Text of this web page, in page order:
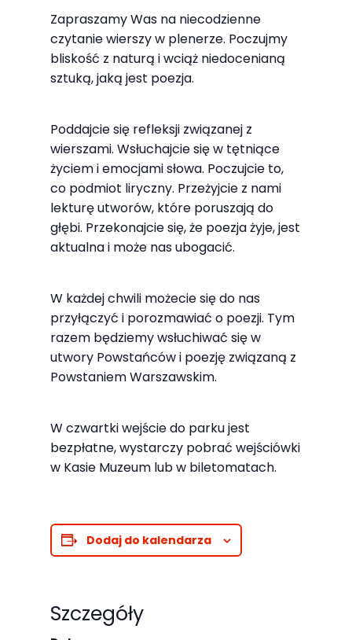
Zapraszamy Was na niecodzienne
czytanie wierszy w plenerze. Poczujmy
bliskość z naturą i wciąż niedocenianą
sztuką, jaką jest poezja.
Poddajcie się refleksji związanej z
wierszami. Wsłuchajcie się w tętniące
życiem i emocjami słowa. Poczujcie to,
co podmiot liryczny. Przeżyjcie z nami
lekturę utworów, które poruszają do
głębi. Przekonajcie się, że poezja żyje, jest
aktualna i może nas ubogacić.
W każdej chwili możecie się do nas
przyłączyć i porozmawiać o poezji. Tym
razem będziemy wsłuchiwać się w
utwory Powstańców i poezję związaną z
Powstaniem Warszawskim.
W czwartki wejście do parku jest
bezpłatne, wystarczy pobrać wejściówki
w Kasie Muzeum lub w biletomatach.
Dodaj do kalendarza
Szczegóły
Jeśli odrzucisz
te pliki cookie,
niektóre funkcje
Marketing
Udostępniając
swoje
zainteresowania i
odwiedzania naszej
strony, zwiększasz
szansę na
zobaczenie
spersonalizowanych